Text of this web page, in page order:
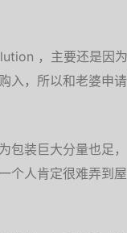
，主要还是因
入，所以和老婆申
包装巨大分量也足
个人肯定很难弄到